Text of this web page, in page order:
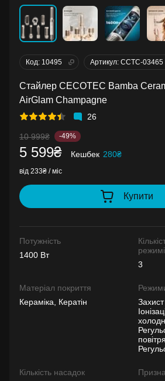
Код: 10495 Артикул: CCTC-03465
Стайлер CECOTEC Bamba
AirGlam Champagne
26
10 999₴ -49%
5 599₴ Кешбек 280₴
від 233₴ / міс
Купити
Потужність
1400 Вт
3
Матеріал покриття
Кераміка, Кератін
Захист
Кількість насадок